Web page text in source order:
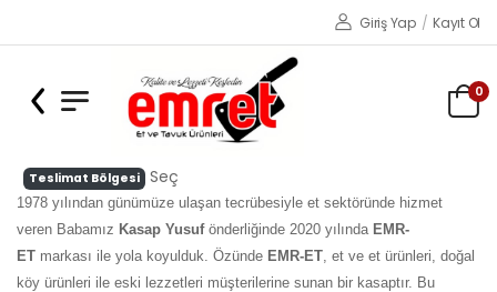
Giriş Yap / Kayıt Ol
0
Teslimat Bölgesi Seç
1978 yılından günümüze ulaşan tecrübesiyle et sektöründe hizmet
veren Babamız Kasap Yusufönderliğinde 2020 yılında EMR-
ET markası ile yola koyulduk. Özünde EMR-ET , et ve et ürünleri, doğal
köy ürünleri ile eski lezzetleri müşterilerine sunan bir kasaptır. Bu